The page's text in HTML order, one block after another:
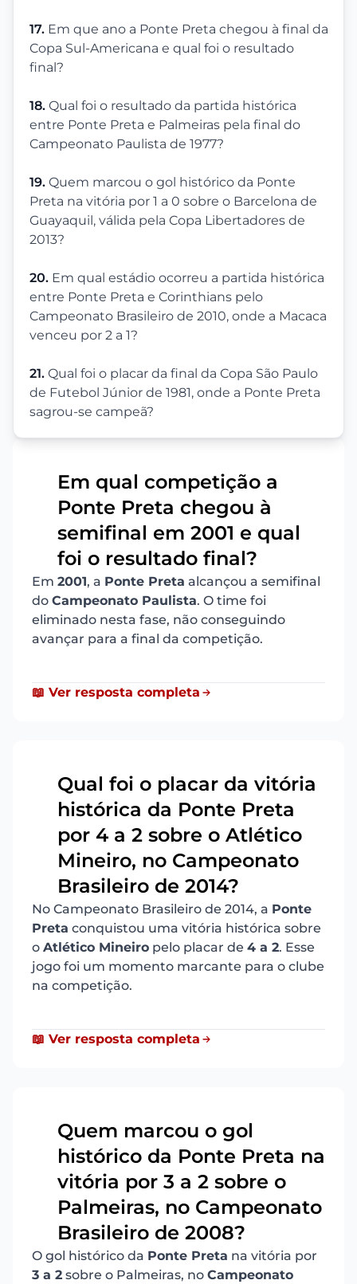
17. Em que ano a Ponte Preta chegou à final da
Copa Sul-Americana e qual foi o resultado
final?
18. Qual foi o resultado da partida histórica
entre Ponte Preta e Palmeiras pela final do
Campeonato Paulista de 1977?
19. Quem marcou o gol histórico da Ponte
Preta na vitória por 1 a 0 sobre o Barcelona de
Guayaquil, válida pela Copa Libertadores de
2013?
20. Em qual estádio ocorreu a partida histórica
entre Ponte Preta e Corinthians pelo
Campeonato Brasileiro de 2010, onde a Macaca
venceu por 2 a 1?
21. Qual foi o placar da final da Copa São Paulo
de Futebol Júnior de 1981, onde a Ponte Preta
sagrou-se campeã?
Em qual competição a
Ponte Preta chegou à
semifinal em 2001 e qual
foi o resultado final?
Em 2001, a Ponte Preta alcançou a semifinal
do Campeonato Paulista. O time foi
eliminado nesta fase, não conseguindo
avançar para a final da competição.
📖 Ver resposta completa
Qual foi o placar da vitória
histórica da Ponte Preta
por 4 a 2 sobre o Atlético
Mineiro, no Campeonato
Brasileiro de 2014?
No Campeonato Brasileiro de 2014, a Ponte
Preta conquistou uma vitória histórica sobre
o Atlético Mineiro pelo placar de 4 a 2. Esse
jogo foi um momento marcante para o clube
na competição.
📖 Ver resposta completa
Quem marcou o gol
histórico da Ponte Preta na
vitória por 3 a 2 sobre o
Palmeiras, no Campeonato
Brasileiro de 2008?
O gol histórico da Ponte Preta na vitória por
3 a 2 sobre o Palmeiras, no Campeonato